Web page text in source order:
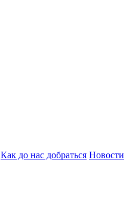
Как до нас добраться Новости